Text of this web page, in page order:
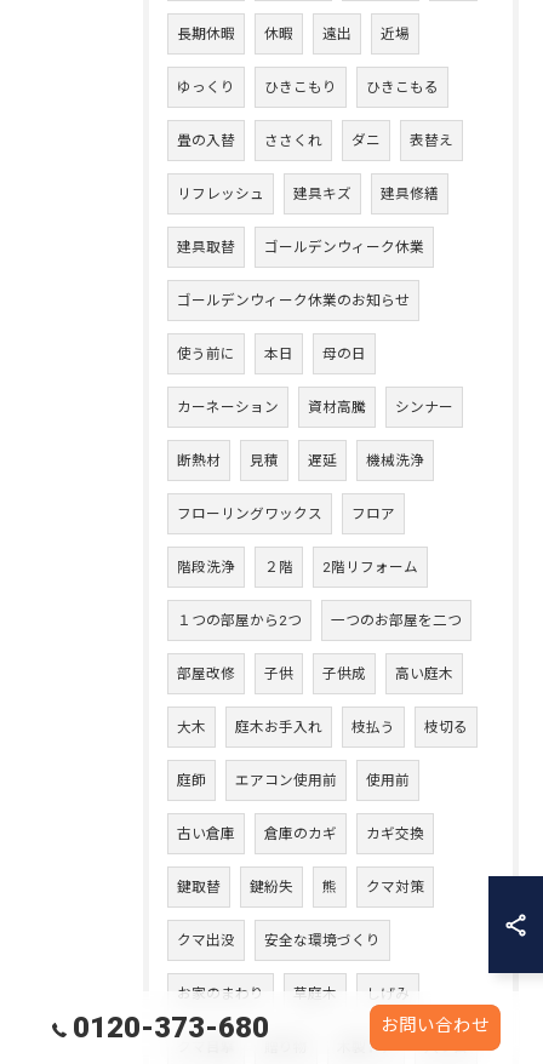
長期休暇 休暇 遠出 近場
ゆっくり ひきこもり ひきこもる
畳の入替 ささくれ ダニ 表替え
リフレッシュ 建具キズ 建具修繕
建具取替 ゴールデンウィーク休業
ゴールデンウィーク休業のお知らせ
使う前に 本日 母の日
カーネーション 資材高騰 シンナー
断熱材 見積 遅延 機械洗浄
フローリングワックス フロア
階段洗浄 ２階 2階リフォーム
１つの部屋から2つ 一つのお部屋を二つ
部屋改修 子供 子供成 高い庭木
大木 庭木お手入れ 枝払う 枝切る
庭師 エアコン使用前 使用前
古い倉庫 倉庫のカギ カギ交換
鍵取替 鍵紛失 熊 クマ対策
クマ出没 安全な環境づくり
お家のまわり 草庭木 しげみ
木製ドア 入り口
0120-373-680 お問い合わせ